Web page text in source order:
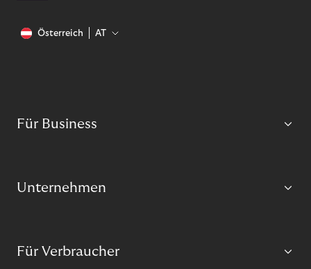
Österreich AT
Für Business
Unternehmen
Für Verbraucher